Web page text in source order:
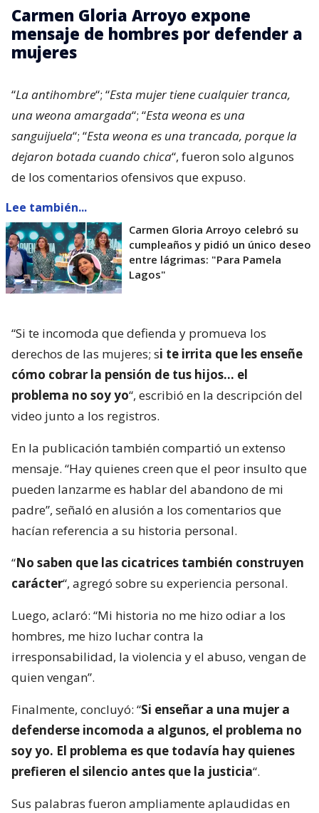
Carmen Gloria Arroyo expone
mensaje de hombres por defender a
mujeres
“La antihombre“; “Esta mujer tiene cualquier tranca,
una weona amargada“; “Esta weona es una
sanguijuela“; “Esta weona es una trancada, porque la
dejaron botada cuando chica“, fueron solo algunos
de los comentarios ofensivos que expuso.
Lee también...
Carmen Gloria Arroyo celebró su
cumpleaños y pidió un único deseo
entre lágrimas: "Para Pamela
Lagos"
“Si te incomoda que defienda y promueva los
derechos de las mujeres; si te irrita que les enseñe
cómo cobrar la pensión de tus hijos… el
problema no soy yo“, escribió en la descripción del
video junto a los registros.
En la publicación también compartió un extenso
mensaje. “Hay quienes creen que el peor insulto que
pueden lanzarme es hablar del abandono de mi
padre”, señaló en alusión a los comentarios que
hacían referencia a su historia personal.
“No saben que las cicatrices también construyen
carácter“, agregó sobre su experiencia personal.
Luego, aclaró: “Mi historia no me hizo odiar a los
hombres, me hizo luchar contra la
irresponsabilidad, la violencia y el abuso, vengan de
quien vengan”.
Finalmente, concluyó: “Si enseñar a una mujer a
defenderse incomoda a algunos, el problema no
soy yo. El problema es que todavía hay quienes
prefieren el silencio antes que la justicia“.
Sus palabras fueron ampliamente aplaudidas en